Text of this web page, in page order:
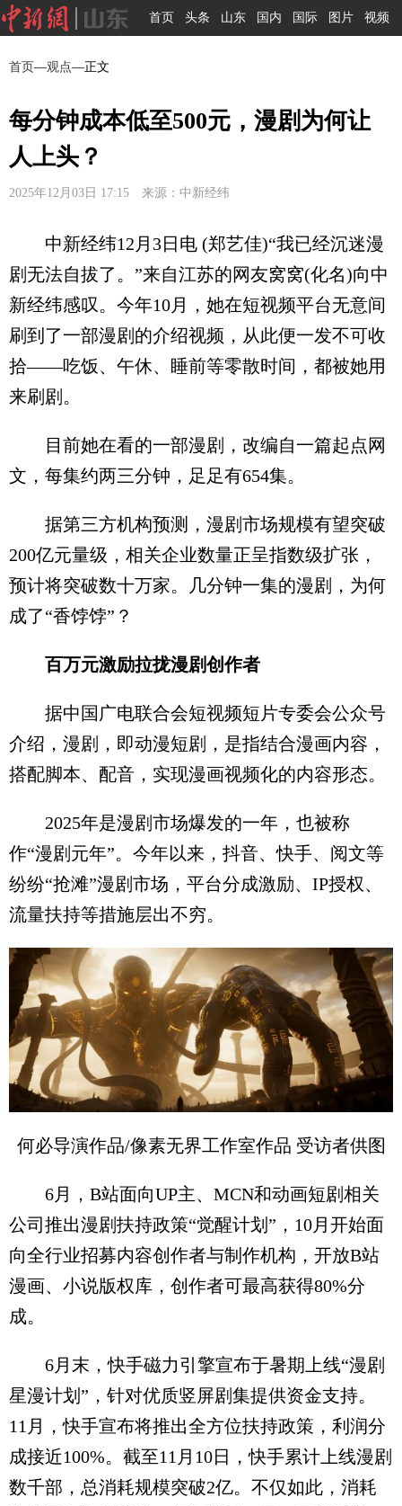
首页 头条 山东 国内 国际 图片 视频
首页—观点—正文
每分钟成本低至500元，漫剧为何让
人上头？
2025年12月03日 17:15 来源：中新经纬
中新经纬12月3日电 (郑艺佳)“我已经沉迷漫
剧无法自拔了。”来自江苏的网友窝窝(化名)向中
新经纬感叹。今年10月，她在短视频平台无意间
刷到了一部漫剧的介绍视频，从此便一发不可收
拾——吃饭、午休、睡前等零散时间，都被她用
来刷剧。
目前她在看的一部漫剧，改编自一篇起点网
文，每集约两三分钟，足足有654集。
据第三方机构预测，漫剧市场规模有望突破
200亿元量级，相关企业数量正呈指数级扩张，
预计将突破数十万家。几分钟一集的漫剧，为何
成了“香饽饽”？
百万元激励拉拢漫剧创作者
据中国广电联合会短视频短片专委会公众号
介绍，漫剧，即动漫短剧，是指结合漫画内容，
搭配脚本、配音，实现漫画视频化的内容形态。
2025年是漫剧市场爆发的一年，也被称
作“漫剧元年”。今年以来，抖音、快手、阅文等
纷纷“抢滩”漫剧市场，平台分成激励、IP授权、
流量扶持等措施层出不穷。
何必导演作品/像素无界工作室作品 受访者供图
6月，B站面向UP主、MCN和动画短剧相关
公司推出漫剧扶持政策“觉醒计划”，10月开始面
向全行业招募内容创作者与制作机构，开放B站
漫画、小说版权库，创作者可最高获得80%分
成。
6月末，快手磁力引擎宣布于暑期上线“漫剧
星漫计划”，针对优质竖屏剧集提供资金支持。
11月，快手宣布将推出全方位扶持政策，利润分
成接近100%。截至11月10日，快手累计上线漫剧
数千部，总消耗规模突破2亿。不仅如此，消耗